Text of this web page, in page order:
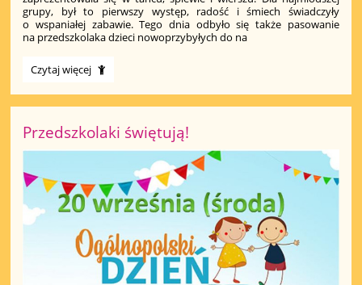
grupy, był to pierwszy występ, radość i śmiech świadczyły
o wspaniałej zabawie. Tego dnia odbyło się także pasowanie
na przedszkolaka dzieci nowoprzybyłych do na
Dzień
w
przedszkolu:
Czytaj więcej
Przedszkolaki świętują!